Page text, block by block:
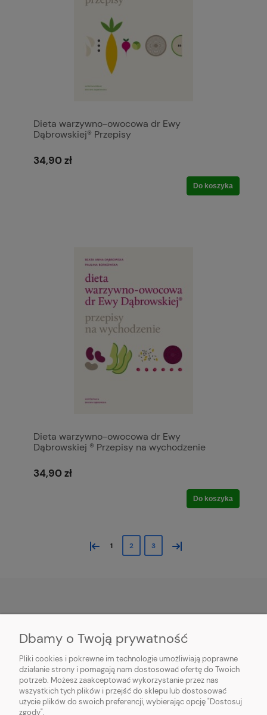
Dieta warzywno-owocowa dr Ewy
Dąbrowskiej® Przepisy
34,90 zł
Do koszyka
Dieta warzywno-owocowa dr Ewy
Dąbrowskiej ® Przepisy na wychodzenie
34,90 zł
Do koszyka
« 1 2 3 »
MOJE KONTO
O FIRMIE
Dbamy o Twoją prywatność
Pliki cookies i pokrewne im technologie umożliwiają poprawne
działanie strony i pomagają nam dostosować ofertę do Twoich
potrzeb. Możesz zaakceptować wykorzystanie przez nas
wszystkich tych plików i przejść do sklepu lub dostosować
użycie plików do swoich preferencji, wybierając opcję "Dostosuj
zgody".